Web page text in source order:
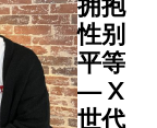
司
Limited
大模型驱
(环球事
务及传
讯)陈佩
珠女士、
署理学务
性别
平等
— X
世代